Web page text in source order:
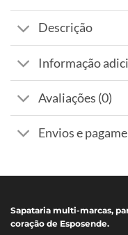
Descrição
Informação
Avaliações (0)
Envios e
Sapataria multi-marcas,
coração de Esposende.